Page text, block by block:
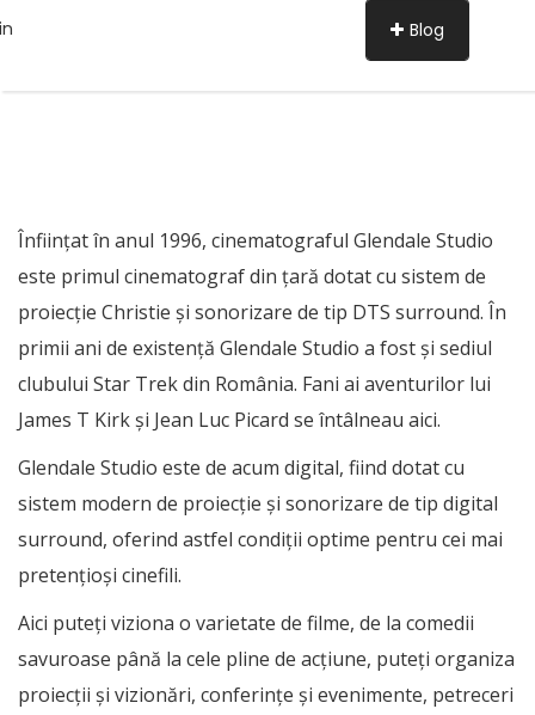
Blog
Înfiinţat în anul 1996, cinematograful Glendale Studio
este primul cinematograf din ţară dotat cu sistem de
proiecţie Christie şi sonorizare de tip DTS surround. În
primii ani de existenţă Glendale Studio a fost şi sediul
clubului Star Trek din România. Fani ai aventurilor lui
James T Kirk şi Jean Luc Picard se întâlneau aici.
Glendale Studio este de acum digital, fiind dotat cu
sistem modern de proiecţie şi sonorizare de tip digital
surround, oferind astfel condiţii optime pentru cei mai
pretenţioşi cinefili.
Aici puteţi viziona o varietate de filme, de la comedii
savuroase până la cele pline de acţiune, puteţi organiza
proiecţii şi vizionări, conferinţe şi evenimente, petreceri